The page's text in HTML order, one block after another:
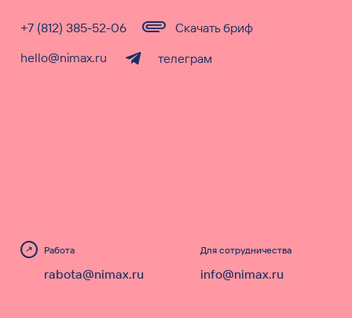
hello@nimax.ru
+7 (812) 385-52-06
телеграм
Скачать бриф
Работа
rabota@nimax.ru
Для сотрудничества
info@nimax.ru